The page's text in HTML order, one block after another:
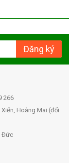
Đăng ký
266
Hoàng Mai (đối
Đức